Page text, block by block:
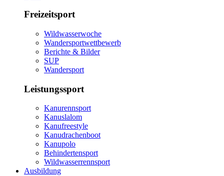
Freizeitsport
Wildwasserwoche
Wandersportwettbewerb
Berichte & Bilder
SUP
Wandersport
Leistungssport
Kanurennsport
Kanuslalom
Kanufreestyle
Kanudrachenboot
Kanupolo
Behindertensport
Wildwasserrennsport
Ausbildung